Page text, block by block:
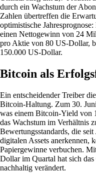
durch ein Wachstum der
Zahlen übertreffen die
optimistische
einen Nettogewinn von 24
pro Aktie von 80 US-Dollar,
150.000 US-Dollar.
Bitcoin als
Ein entscheidender Treiber
Bitcoin-Haltung. Zum 30.
was einem Bitcoin-Yield von
das Wachstum im Verhältnis
Bewertungsstandards, die
digitalen Assets anerkennen,
Papiergewinne verbuchen.
Dollar im Quartal hat sich
nachhaltig verändert.